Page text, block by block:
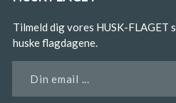
Tilmeld dig vores HUSK-FLAGET
huske flagdagene.
Din email ...